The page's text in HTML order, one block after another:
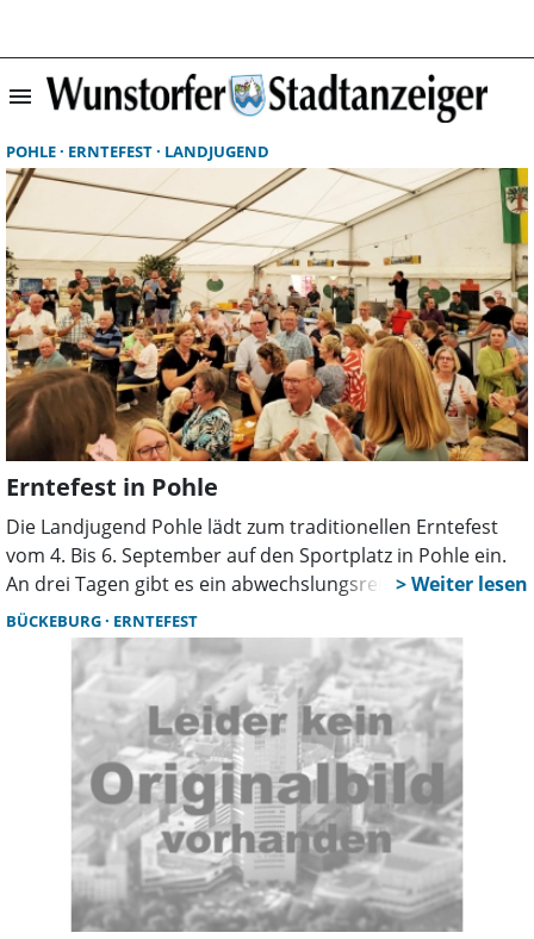
menu
POHLE ERNTEFEST LANDJUGEND
Erntefest in Pohle
Die Landjugend Pohle lädt zum traditionellen Erntefest
vom 4. Bis 6. September auf den Sportplatz in Pohle ein.
An drei Tagen gibt es ein abwechslungsreiches Programm
mit Tradition, Musik und vielen schönen Stunden in
geselliger Runde.
BÜCKEBURG ERNTEFEST